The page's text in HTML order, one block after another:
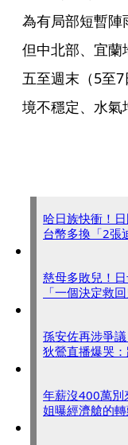
為有局部短暫陣
但中北部、宜蘭
五至週末（5至
境不穩定、水氣
哈日族快衝！
台幣多換「2張
慈母多敗兒！
「一個決定救
孫安佐再涉爭
狄鶯直播爆哭
年薪沒400萬
姐曝經濟艙的